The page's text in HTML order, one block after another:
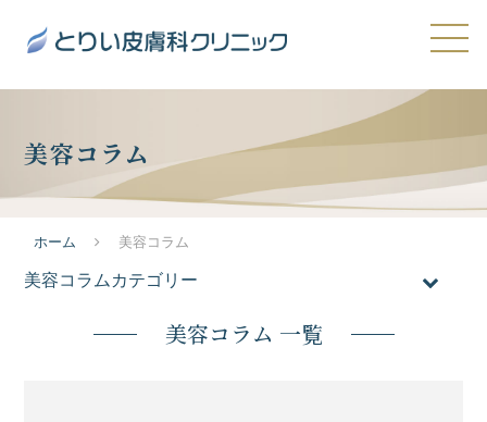
美容コラム
ホーム 美容コラム
美容コラムカテゴリー
おすすめ施術
美容コラム 一覧